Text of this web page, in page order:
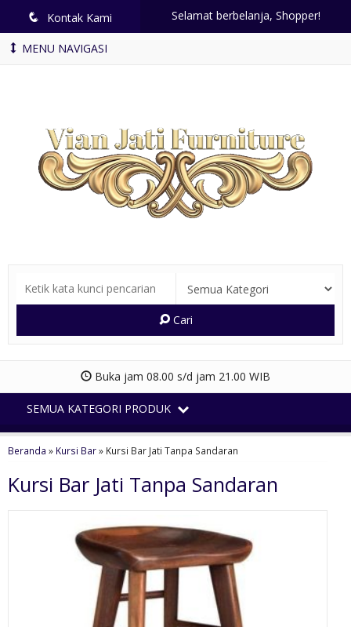
q Kontak Kami Selamat berbelanja, Shopper!
MENU NAVIGASI
Cari
Buka jam 08.00 s/d jam 21.00 WIB
SEMUA KATEGORI PRODUK
Beranda » Kursi Bar» Kursi Bar Jati Tanpa Sandaran
Kursi Bar Jati Tanpa Sandaran